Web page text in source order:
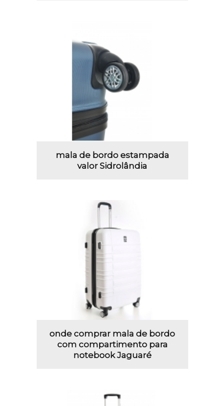
mala de bordo estampada
valor Sidrolândia
onde comprar mala de bordo
com compartimento para
notebook Jaguaré